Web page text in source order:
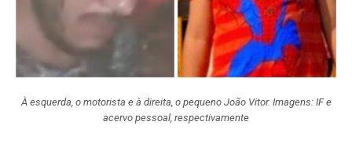
À esquerda, o motorista e à direita, o pequeno João Vitor. Imagens: IF e
acervo pessoal, respectivamente